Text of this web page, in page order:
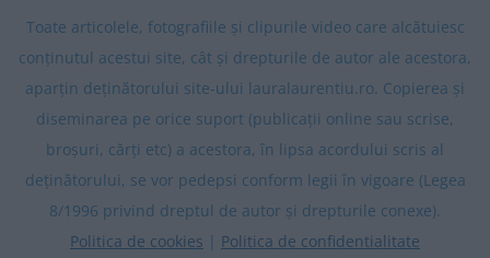
Toate articolele, fotografiile și clipurile video care alcătuiesc
conținutul acestui site, cât și drepturile de autor ale acestora,
aparțin deținătorului site-ului lauralaurentiu.ro. Copierea și
diseminarea pe orice suport (publicații online sau scrise,
broșuri, cărți etc) a acestora, în lipsa acordului scris al
deținătorului, se vor pedepsi conform legii în vigoare (Legea
8/1996 privind dreptul de autor și drepturile conexe).
Politica de cookies | Politica de confidentialitate